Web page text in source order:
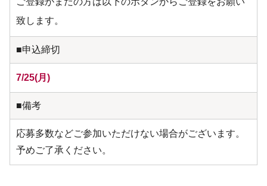
致します。
■申込締切
7/25(月)
■備考
応募多数などご参加いただけない場合がございます。
予めご了承ください。